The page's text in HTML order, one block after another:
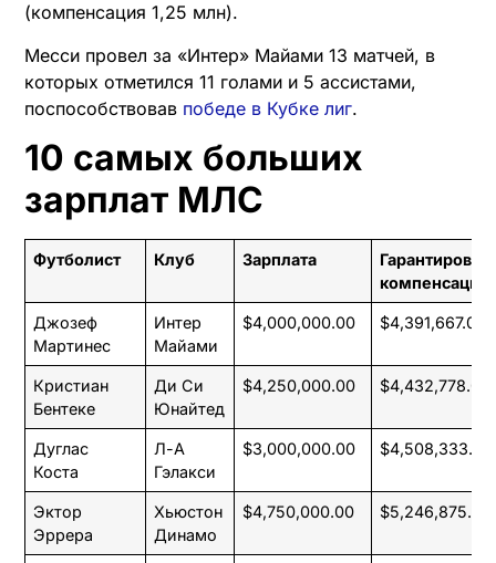
(компенсация 1,25 млн).
Месси провел за «Интер» Майами 13 матчей, в
которых отметился 11 голами и 5 ассистами,
поспособствовав победе в Кубке лиг.
10 самых больших
зарплат МЛС
Футболист Клуб Зарплата
компенсация
Джозеф
Мартинес
Интер
Майами
$4,000,000.00 $4,391,667.00
Кристиан
Бентеке
Ди Си
Юнайтед
$4,250,000.00 $4,432,778.00
Дуглас
Коста
Л-А
Гэлакси
$3,000,000.00 $4,508,333.00
Эктор
Эррера
Хьюстон
Динамо
$4,750,000.00 $5,246,875.00